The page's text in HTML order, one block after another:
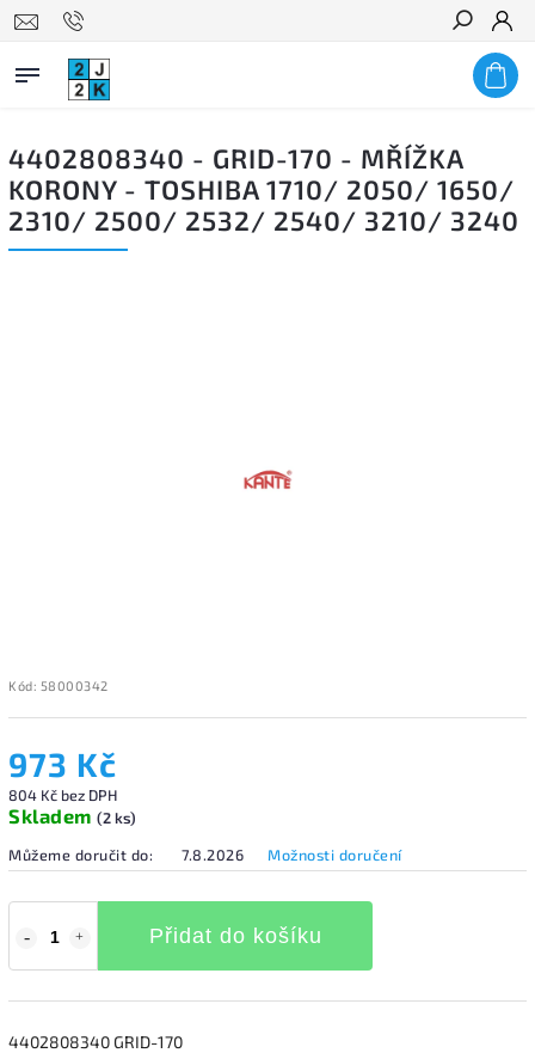
Hledat
4402808340 - GRID-170 - MŘÍŽKA
KORONY - TOSHIBA 1710/ 2050/ 1650/
2310/ 2500/ 2532/ 2540/ 3210/ 3240
Kód: 58000342
973 Kč
804 Kč bez DPH
Skladem (2 ks)
Můžeme doručit do:
7.8.2026 Možnosti doručení
Přidat do košíku
4402808340 GRID-170